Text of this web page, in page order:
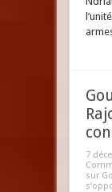
7
sur